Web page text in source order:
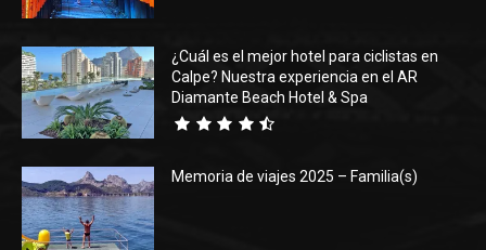
¿Cuál es el mejor hotel para ciclistas en
Calpe? Nuestra experiencia en el AR
Diamante Beach Hotel & Spa
Memoria de viajes 2025 – Familia(s)